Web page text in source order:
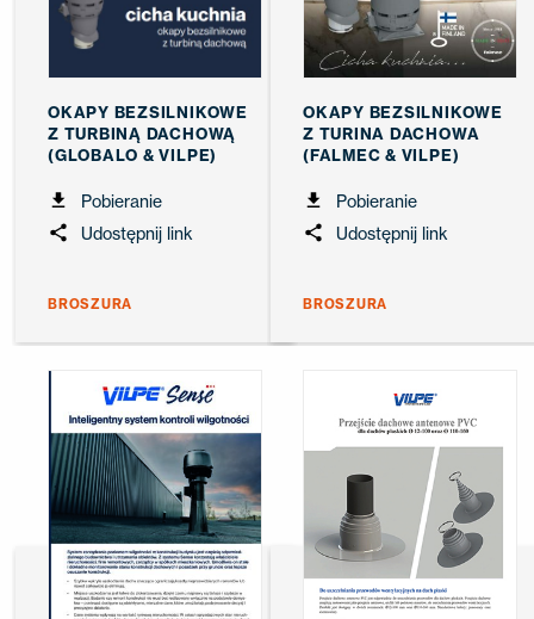
OKAPY BEZSILNIKOWE
Z TURBINĄ DACHOWĄ
(GLOBALO & VILPE)
Pobieranie
Udostępnij link
BROSZURA
OKAPY BEZSILNIKOWE
Z TURINA DACHOWA
(FALMEC & VILPE)
Pobieranie
Udostępnij link
BROSZURA